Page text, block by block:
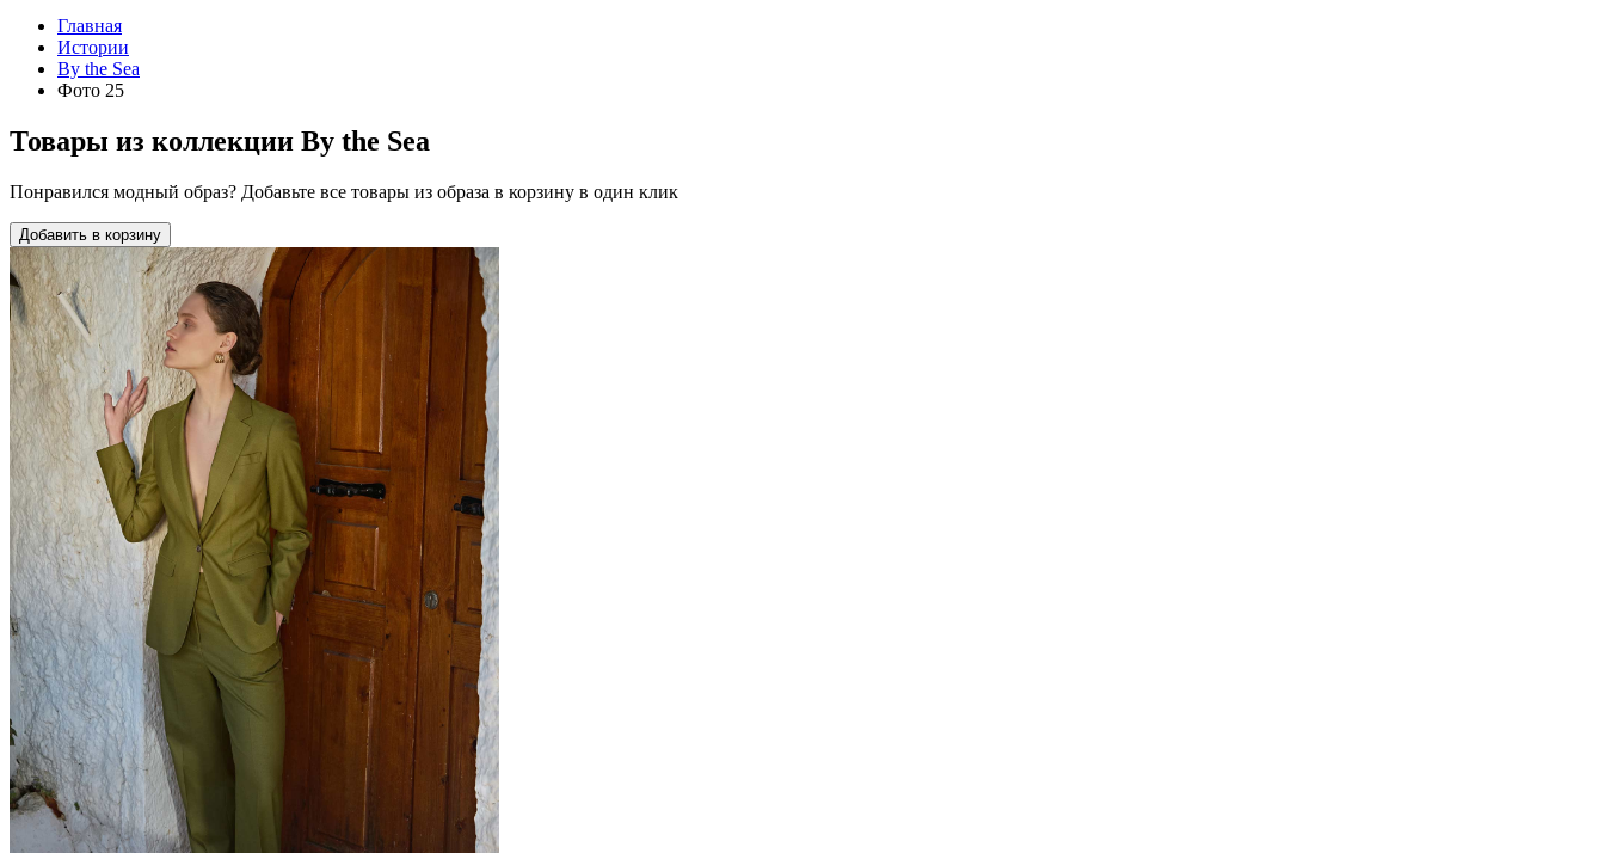
Главная
Истории
By the Sea
Фото 25
Товары из коллекции By the Sea
Понравился модный образ? Добавьте все товары из образа в корзину в один клик
Добавить в корзину